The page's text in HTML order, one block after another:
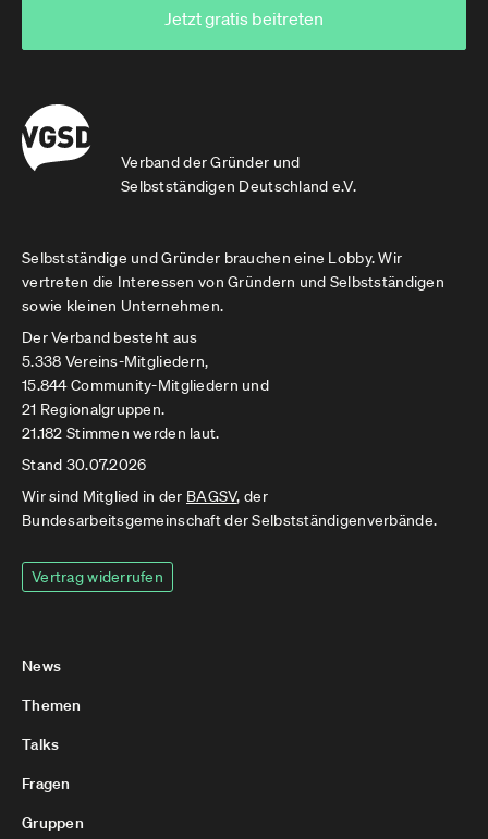
Verband der Gründer und
Selbstständigen Deutschland e.V.
Jetzt gratis beitreten
Selbstständige und Gründer brauchen eine Lobby. Wir
vertreten die Interessen von Gründern und Selbstständigen
sowie kleinen Unternehmen.
Der Verband besteht aus
5.338 Vereins-Mitgliedern,
15.844 Community-Mitgliedern und
21 Regionalgruppen.
21.182 Stimmen werden laut.
Stand 30.07.2026
Wir sind Mitglied in der BAGSV, der
Bundesarbeitsgemeinschaft der Selbstständigenverbände.
Vertrag widerrufen
News
Themen
Talks
Fragen
Gruppen